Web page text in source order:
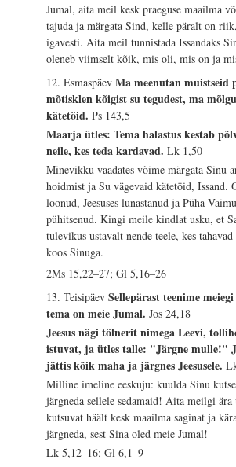
Jumal, aita meil kesk praeguse maailma
tajuda ja märgata Sind, kelle päralt on
igavesti. Aita meil tunnistada Issandaks
oleneb viimselt kõik, mis oli, mis on ja
12. EsmaspäevMa meenutan muistseid
mõtisklen kõigist su tegudest, ma
kätetöid.Ps 143,5
Maarja ütles: Tema halastus kestab
neile, kes teda kardavad.Lk 1,50
Minevikku vaadates võime märgata Sinu
hoidmist ja Su vägevaid kätetöid, Issand.
loonud, Jeesuses lunastanud ja Püha
pühitsenud. Kingi meile kindlat usku, et
tulevikus ustavalt nende teele, kes
koos Sinuga.
2Ms 15,22–27; Gl 5,16–26
13. TeisipäevSellepärast teenime
tema on meie Jumal.Jos 24,18
Jeesus nägi tölnerit nimega Leevi,
istuvat, ja ütles talle: "Järgne mulle!"
jättis kõik maha ja järgnes Jeesusele.
Milline imeline eeskuju: kuulda Sinu
järgneda sellele sedamaid! Aita meilgi ära
kutsuvat häält kesk maailma saginat ja
järgneda, sest Sina oled meie Jumal!
Lk 5,12–16; Gl 6,1–9